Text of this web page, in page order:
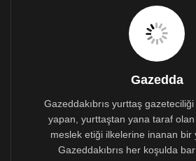
ve bulgular ışığında Kıbrıs’ta
olgusunu incelemekte, birlikte
düğününe, cenaze törenine katılan
şiddetin baş göstermesiyle birlikte
tutuştukları kavgada nasıl nefret
almaktadır. Kızılyürek, yöntem
“etnik farklılık” temelinde yapılan
okumaları reddederek iki toplum
“amaç uyuşmazlığı” ve “statü
Gazedda
Gazeddakıbrıs yurttaş gazeteciliği
yapan, yurttaştan yana taraf
meslek etiği ilkelerine inanan bir
Gazeddakıbrıs her koşulda